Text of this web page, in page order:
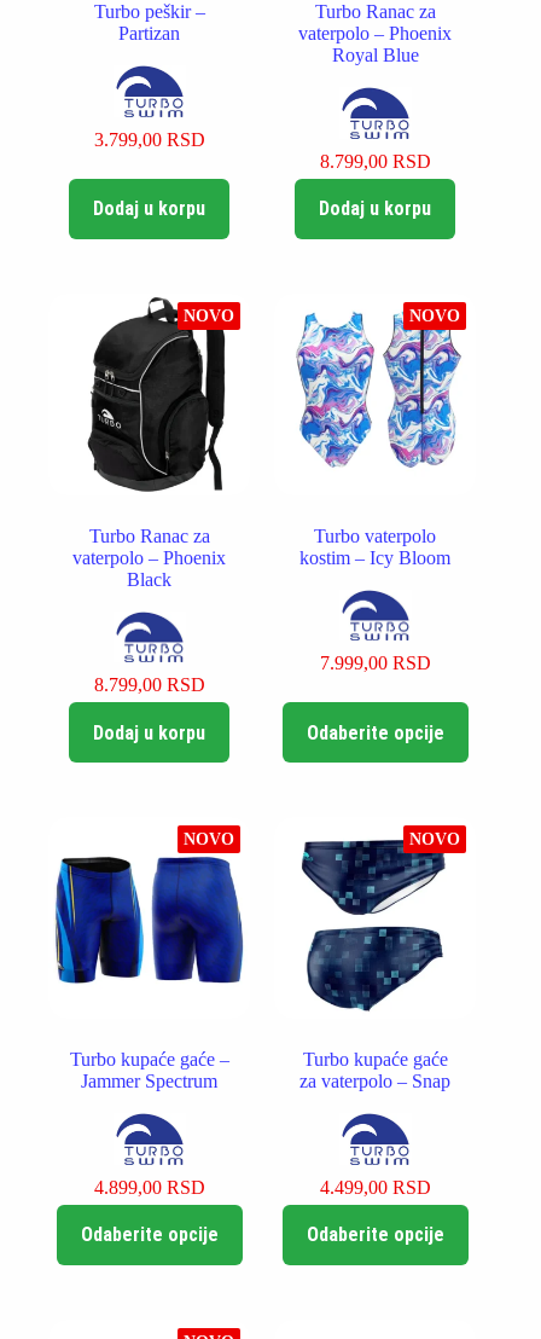
Turbo peškir –
Partizan
3.799,00 RSD
Dodaj u korpu
Turbo Ranac za
vaterpolo – Phoenix
Royal Blue
8.799,00 RSD
Dodaj u korpu
NOVO
Turbo Ranac za
vaterpolo – Phoenix
Black
8.799,00 RSD
Dodaj u korpu
NOVO
Turbo vaterpolo
kostim – Icy Bloom
7.999,00 RSD
Odaberite opcije
proizvod
mogu
biti
izabrane
na
stranici
proizvoda.
NOVO
Turbo kupaće gaće –
Jammer Spectrum
4.899,00 RSD
Odaberite opcije
proizvod
NOVO
Turbo kupaće gaće
za vaterpolo – Snap
4.499,00 RSD
Odaberite opcije
proizvod